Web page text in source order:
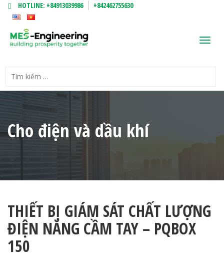
HOTLINE: +84913039986 +842462755630
Cho điện và dầu khí
THIẾT BỊ GIÁM SÁT CHẤT LƯỢNG
ĐIỆN NĂNG CẦM TAY – PQBOX
150